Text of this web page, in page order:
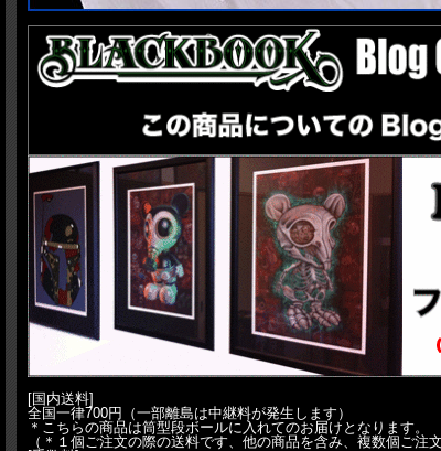
[国内送料]
全国一律700円（一部離島は中継料が発生します）
＊こちらの商品は筒型段ボールに入れてのお届けとなります。
（＊１個ご注文の際の送料です、他の商品を含み、複数個ご